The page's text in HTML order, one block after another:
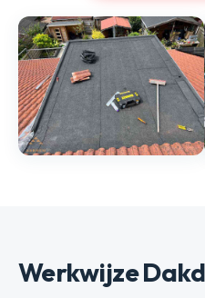
Werkwijze